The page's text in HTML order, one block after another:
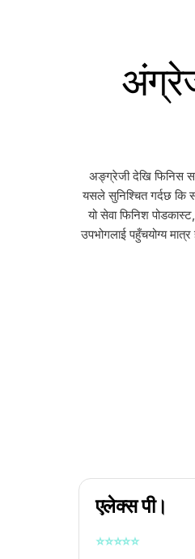
अङ्ग्रेजी देखि फिनिस
यसले सुनिश्चित गर्दछ कि
यो सेवा फिनिश
उपभोगलाई पहुँचयोग्य
एलेक्स पी।
⭐⭐⭐⭐⭐